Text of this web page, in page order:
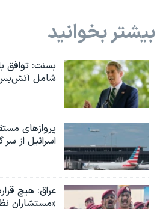
بیشتر بخوانید
بسنت: توافق
شامل آتش‌بس ۳۰ تا ۶۰ روزه
پروازهای
اسرائیل از
عراق: هیچ
«مستشاران